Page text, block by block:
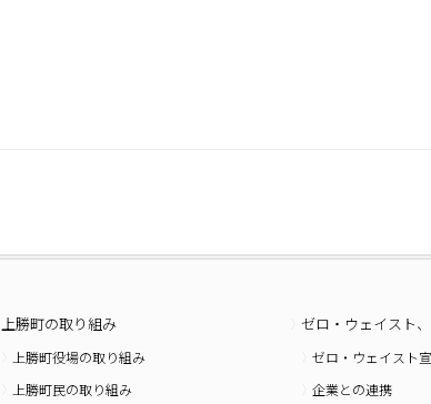
上勝町の取り組み
上勝町役場の取り組み
上勝町民の取り組み
ゼロ・ウェイスト
ゼロ・ウェイスト
企業との連携